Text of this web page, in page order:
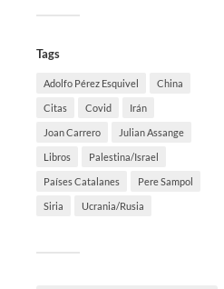
Tags
Adolfo Pérez Esquivel China
Citas Covid Irán
Joan Carrero Julian Assange
Libros Palestina/Israel
Países Catalanes Pere Sampol
Siria Ucrania/Rusia